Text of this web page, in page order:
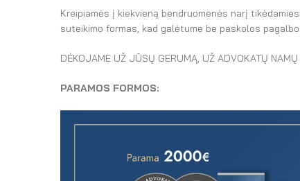
Kreipiamės į kiekvieną bendruomenės narį
suteikimo formas, kad galėtume be paskolos
DĖKOJAME UŽ JŪSŲ GERUMĄ, UŽ ADVOKATŲ NAMŲ
PARAMOS FORMOS: